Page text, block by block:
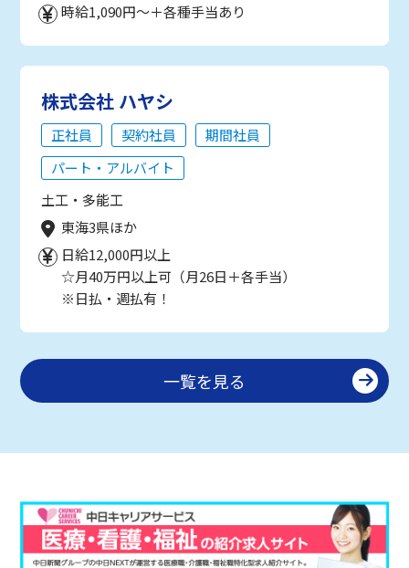
時給1,090円～＋各種手当あり
株式会社 ハヤシ
正社員 契約社員
期間社員
パート・アルバイト
土工・多能工
東海3県ほか
日給12,000円以上
☆月40万円以上可（月26日＋各手当）
※日払・週払有！
一覧を見る